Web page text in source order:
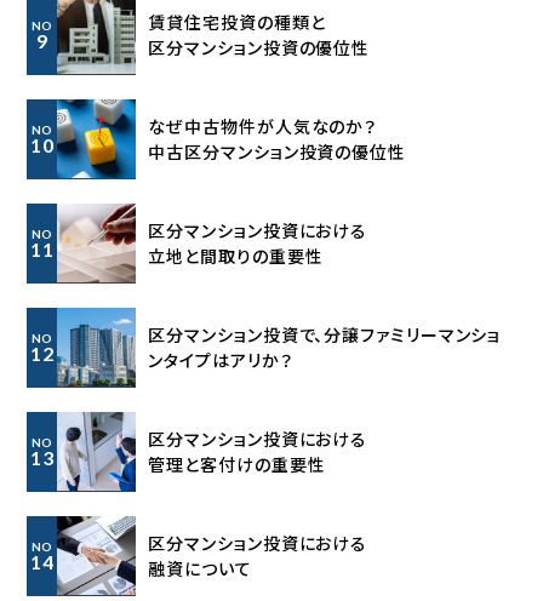
NO
9
賃貸住宅投資の種類と
区分マンション投資の優位性
NO
10
なぜ中古物件が人気なのか？
中古区分マンション投資の優位性
NO
11
区分マンション投資における
立地と間取りの重要性
NO
12
区分マンション投資で、分譲ファミリーマンショ
ンタイプはアリか？
NO
13
区分マンション投資における
管理と客付けの重要性
NO
14
区分マンション投資における
融資について